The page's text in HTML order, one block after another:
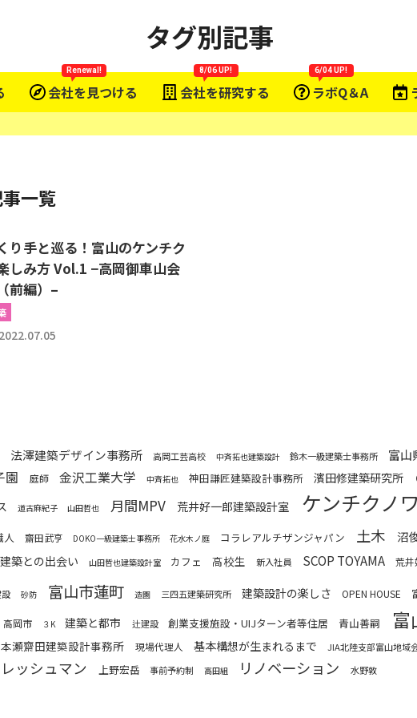
会社を見つける
Renewal!
会社を研究する
8/06 UP!
ラボQ＆A
6/04 UP!
タグ別記事
一覧
り手と巡る！富山のケンチク
しみ方 Vol.1 −高岡御車山会
前編）–
2022.07.05
法澤建築デザイン事務所 高岡工芸高校 中斉拓也建築設計 鈴木一級建築士事務所 富山
園 庭師 金沢工業大学 中斉拓也 神田謙匠建築設計事務所 濱田修建築研究所
道古麻紀子 山田哲也 月間MPV 荒井好一郎建築設計室 ケンチクノワ
人 齋田武亨 DOKO一級建築士事務所 花水木ノ庭 コラレアルチザンジャパン 土木 沼
建築との出会い 山田哲也建築設計室 カフェ 高校生 新入社員 SCOP TOYAMA 荒井
砂防 富山市蓮町 造園 三四五建築研究所 建築設計の楽しさ OPEN HOUSE
高岡市 ３K 建築と都市 辻建設 創業支援施設・UIJターン者等住居 青山善嗣 富
本瀬齋田建築設計事務所 現場代理人 基本構想が生まれるまで JIA北陸支部富山地域
ッシュマン 上野宏岳 事前予約制 高田組 リノベーション 水野敦